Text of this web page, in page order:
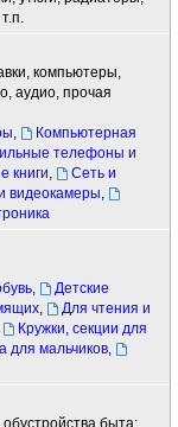
компьютеры,
аудио, прочая
,
Компьютерная
телефоны и
книги,
Сеть и
видеокамеры,
,
Детские
,
Для чтения и
Кружки, секции для
для мальчиков,
быта: